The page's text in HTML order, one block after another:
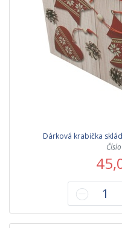
Dárková krabička